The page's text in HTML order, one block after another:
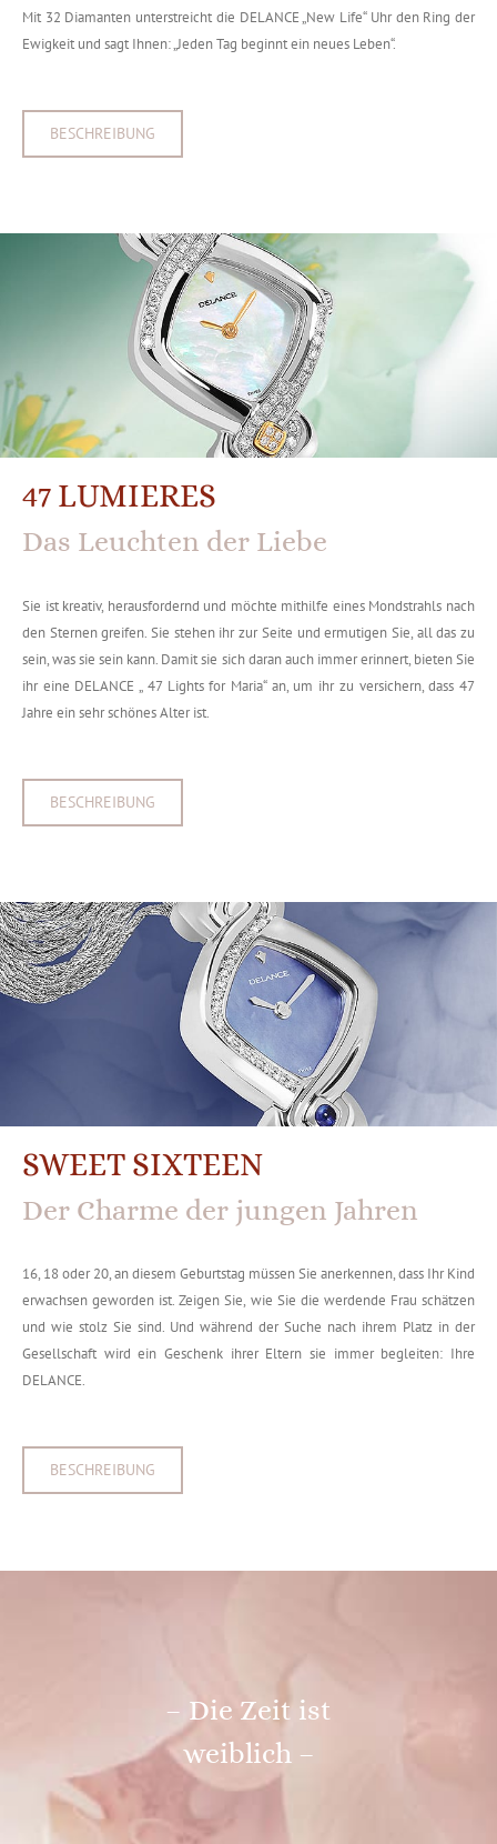
Mit 32 Diamanten unterstreicht die DELANCE „New Life“ Uhr den Ring der
Ewigkeit und sagt Ihnen: „Jeden Tag beginnt ein neues Leben“.
BESCHREIBUNG
47 LUMIERES
Das Leuchten der Liebe
Sie ist kreativ, herausfordernd und möchte mithilfe eines Mondstrahls nach
den Sternen greifen. Sie stehen ihr zur Seite und ermutigen Sie, all das zu
sein, was sie sein kann. Damit sie sich daran auch immer erinnert, bieten Sie
ihr eine DELANCE „ 47 Lights for Maria“ an, um ihr zu versichern, dass 47
Jahre ein sehr schönes Alter ist.
BESCHREIBUNG
SWEET SIXTEEN
Der Charme der jungen Jahren
16, 18 oder 20, an diesem Geburtstag müssen Sie anerkennen, dass Ihr Kind
erwachsen geworden ist. Zeigen Sie, wie Sie die werdende Frau schätzen
und wie stolz Sie sind. Und während der Suche nach ihrem Platz in der
Gesellschaft wird ein Geschenk ihrer Eltern sie immer begleiten: Ihre
DELANCE.
BESCHREIBUNG
– Die Zeit ist
weiblich –